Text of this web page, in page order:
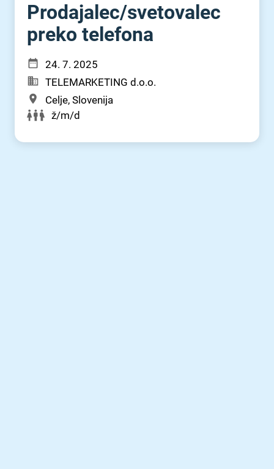
Prodajalec⁠/⁠svetovalec
preko telefona
24. 7. 2025
TELEMARKETING d.o.o.
Celje, Slovenija
ž/m/d